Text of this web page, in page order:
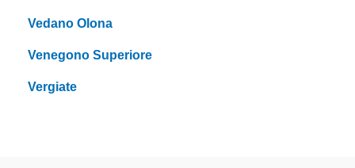
Vedano Olona
Venegono Superiore
Vergiate